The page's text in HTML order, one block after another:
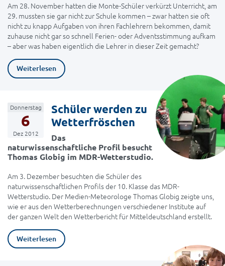
Am 28. November hatten die Monte-Schüler verkürzt Unterricht, am
29. mussten sie gar nicht zur Schule kommen – zwar hatten sie oft
nicht zu knapp Aufgaben von ihren Fachlehrern bekommen, damit
zuhause nicht gar so schnell Ferien- oder Adventsstimmung aufkam
– aber was haben eigentlich die Lehrer in dieser Zeit gemacht?
Weiterlesen
Donnerstag
6
Dez 2012
Schüler werden zu
Wetterfröschen
Das
naturwissenschaftliche Profil besucht
Thomas Globig im MDR-Wetterstudio.
Am 3. Dezember besuchten die Schüler des
naturwissenschaftlichen Profils der 10. Klasse das MDR-
Wetterstudio. Der Medien-Meteorologe Thomas Globig zeigte uns,
wie er aus den Wetterberechnungen verschiedener Institute auf
der ganzen Welt den Wetterbericht für Mitteldeutschland erstellt.
Weiterlesen